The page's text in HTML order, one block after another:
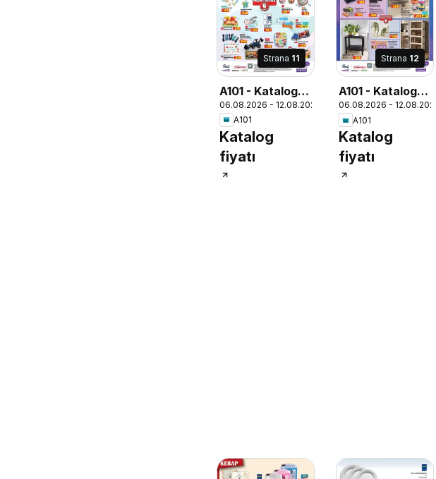
Strana 11
A101 - Katalog
Aldın Aldın
06.08.2026 - 12.08.2026
A101
Katalog
fiyatı
Strana 12
A101 - Katalog
Aldın Aldın
06.08.2026 - 12.08.2026
A101
Katalog
fiyatı